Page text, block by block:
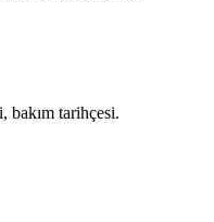
bakım tarihçesi.